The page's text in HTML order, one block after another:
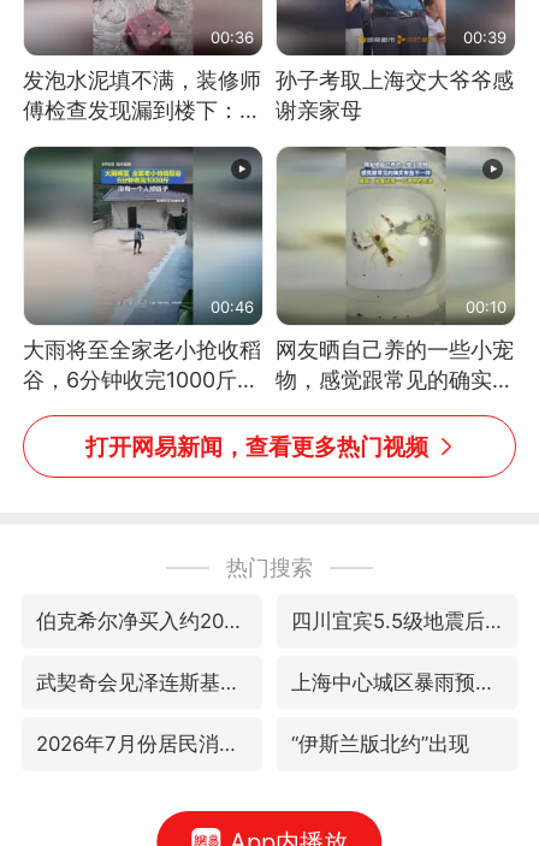
00:36
发泡水泥填不满，装修师
傅检查发现漏到楼下：出
风口未延伸到外墙
00:39
孙子考取上海交大爷爷感
谢亲家母
00:46
大雨将至全家老小抢收稻
谷，6分钟收完1000斤，
没有一个人掉链子
00:10
网友晒自己养的一些小宠
物，感觉跟常见的确实有
些不一样
打开网易新闻，查看更多热门视频
热门搜索
伯克希尔净买入约200亿美元股票 四川宜宾5.5级地震后余震为何不断
武契奇会见泽连斯基有何意图 上海中心城区暴雨预警由橙变红
2026年7月份居民消费价格同比上涨0.5% “伊斯兰版北约”出现